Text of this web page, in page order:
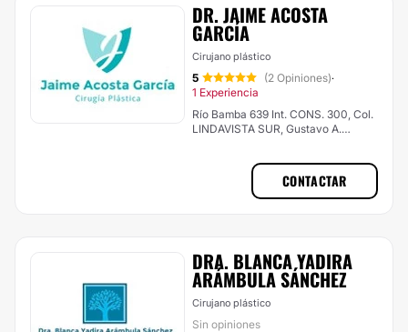
DR. JAIME ACOSTA
GARCÍA
Cirujano plástico
5 (2 Opiniones)·
1 Experiencia
Río Bamba 639 Int. CONS. 300, Col.
LINDAVISTA SUR, Gustavo A.
CONTACTAR
DRA. BLANCA YADIRA
ARÁMBULA SÁNCHEZ
Cirujano plástico
Sin opiniones